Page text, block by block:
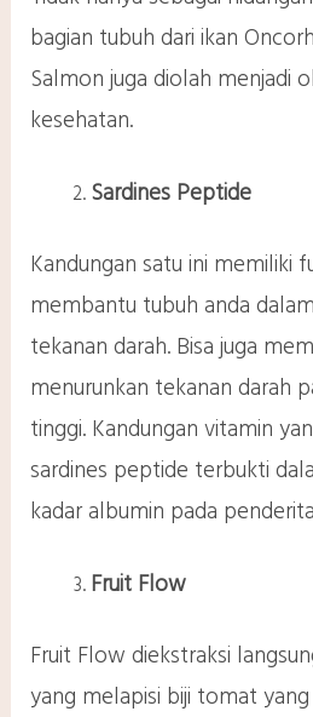
bagian tubuh dari ikan
Salmon juga diolah menjadi
kesehatan.
Sardines Peptide
Kandungan satu ini memiliki
membantu tubuh anda
tekanan darah. Bisa juga
menurunkan tekanan darah
tinggi. Kandungan vitamin
sardines peptide terbukti
kadar albumin pada
Fruit Flow
Fruit Flow diekstraksi
yang melapisi biji tomat